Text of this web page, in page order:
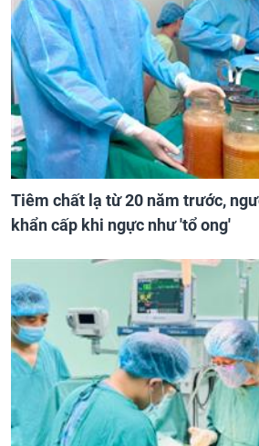
Tiêm chất lạ từ 20 năm trước,
khẩn cấp khi ngực như 'tổ ong'